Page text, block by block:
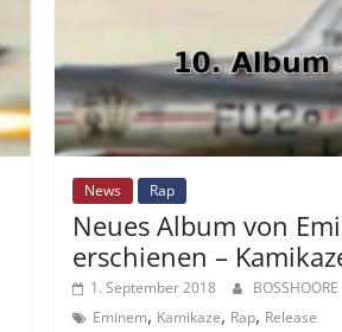
News Rap
Neues Album von
erschienen –
1. September 2018 BOSSHOORE
Eminem, Kamikaze, Rap, Release